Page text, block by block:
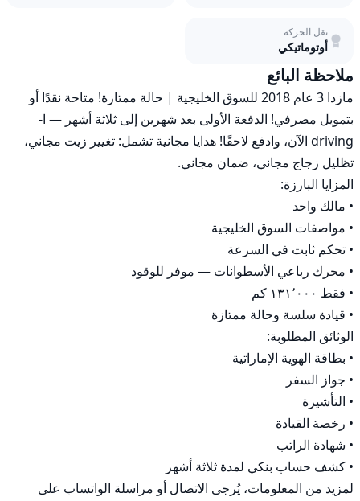
نقل الحركة
أوتوماتيكي
ملاحظة البائع
بتمويل مصرفي! الدفعة الأولى بعد شهرين إلى ثلاثة أشهر — ا-